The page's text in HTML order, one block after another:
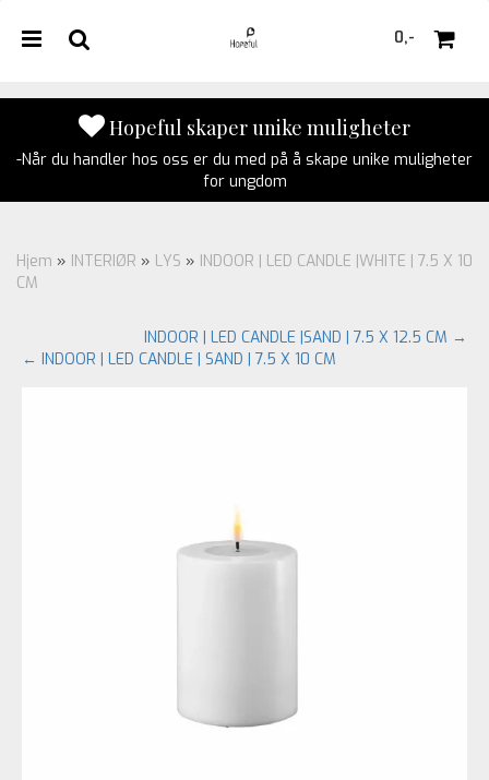
0,-
Hopeful skaper unike muligheter
-Når du handler hos oss er du med på å skape unike muligheter
for ungdom
Hjem » INTERIØR » LYS » INDOOR | LED CANDLE |WHITE | 7.5 X 10
CM
INDOOR | LED CANDLE |SAND | 7.5 X 12.5 CM →
← INDOOR | LED CANDLE | SAND | 7.5 X 10 CM